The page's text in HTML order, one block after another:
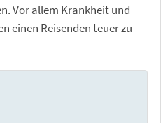
Vor allem Krankheit und
einen Reisenden teuer zu